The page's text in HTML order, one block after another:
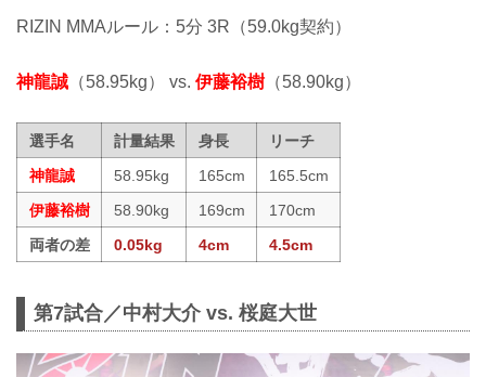
RIZIN MMAルール：5分 3R（59.0kg契約）
神龍誠 （58.95kg） vs. 伊藤裕樹 （58.90kg）
選手名 計量結果 身長
リーチ
神龍誠
58.95kg 165cm
165.5cm
伊藤裕樹
58.90kg 169cm
170cm
両者の差
0.05kg 4cm 4.5cm
第7試合／中村大介 vs. 桜庭大世